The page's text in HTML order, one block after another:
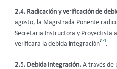
2.4. Radicación y verificación de
agosto, la Magistrada Ponente
Secretaria Instructora y Proyectista
verificara la debida integración
[12]
.
2.5. Debida integración. A través de